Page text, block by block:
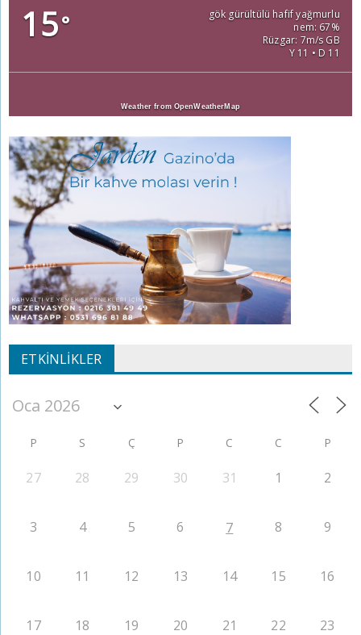
15°
gök gürültülü hafif yağmurlu
nem: 67%
Rüzgar: 7m/s GB
Y 11 • D 11
Weather from OpenWeatherMap
ETKINLIKLER
P S Ç P C C P
27 28 29 30 31 1 2
3 4 5 6 7 8 9
10 11 12 13 14 15 16
17 18 19 20 21 22 23